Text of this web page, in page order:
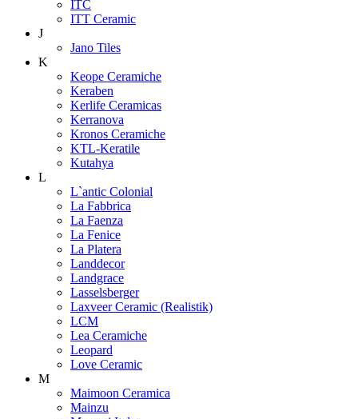
ITC
ITT Ceramic
J
Jano Tiles
K
Keope Ceramiche
Keraben
Kerlife Ceramicas
Kerranova
Kronos Ceramiche
KTL-Keratile
Kutahya
L
L`antic Colonial
La Fabbrica
La Faenza
La Fenice
La Platera
Landdecor
Landgrace
Lasselsberger
Laxveer Ceramic (Realistik)
LCM
Lea Ceramiche
Leopard
Love Ceramic
M
Maimoon Ceramica
Mainzu